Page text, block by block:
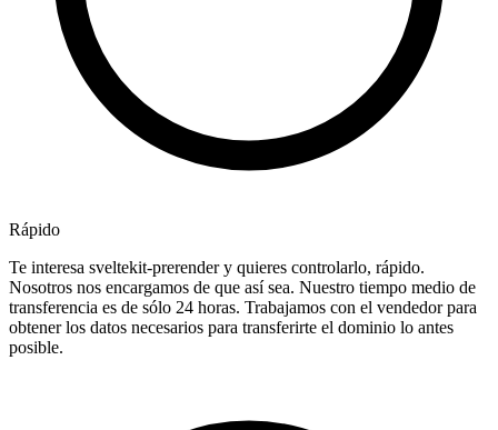
Rápido
Te interesa sveltekit-prerender y quieres controlarlo, rápido.
Nosotros nos encargamos de que así sea. Nuestro tiempo medio de
transferencia es de sólo 24 horas. Trabajamos con el vendedor para
obtener los datos necesarios para transferirte el dominio lo antes
posible.